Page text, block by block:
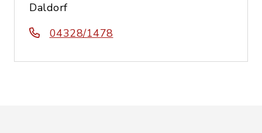
Daldorf
04328/1478